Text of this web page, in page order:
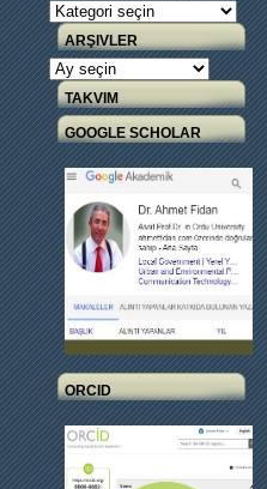
Yazı
Kategorileri
ARŞIVLER
Arşivler
TAKVIM
GOOGLE SCHOLAR
ORCID